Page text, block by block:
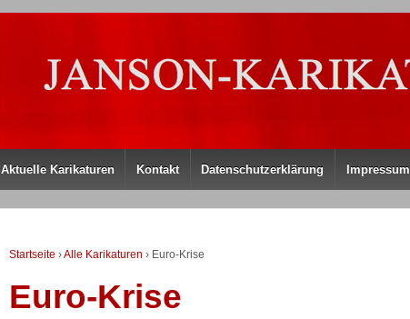
Aktuelle Karikaturen Kontakt Datenschutzerklärung Impressum
Startseite ›Alle Karikaturen › Euro-Krise
Euro-Krise